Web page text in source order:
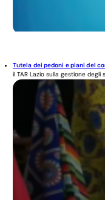
Tutela dei pedoni e piani del
il TAR Lazio sulla gestione degli